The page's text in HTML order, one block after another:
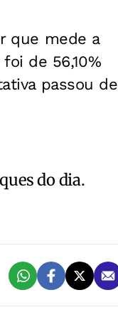
que mede a
de 56,10%
passou de
do dia.